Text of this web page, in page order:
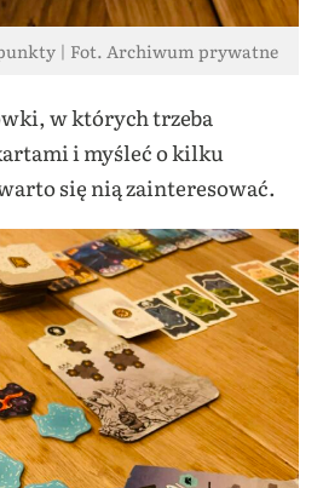
| Fot. Archiwum prywatne
w których trzeba
i myśleć o kilku
się nią zainteresować.